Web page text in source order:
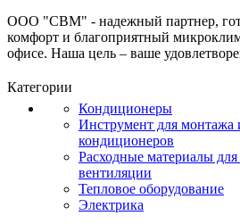
ООО "СВМ" - надежный партнер,
комфорт и благоприятный
офисе. Наша цель – ваше
Категории
Кондиционеры
Инструмент для монтажа
кондиционеров
Расходные материалы
вентиляции
Тепловое оборудование
Электрика